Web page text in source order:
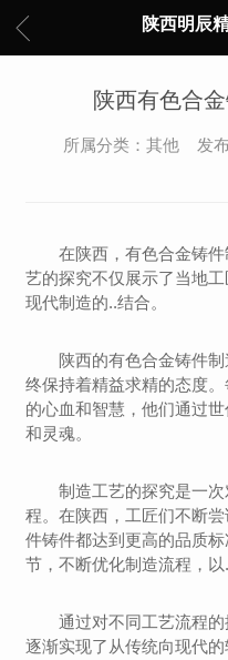
陕西明辰
陕西有色合
所属分类：其他 发
在陕西，有色合金铸
艺的探究不仅展示了当地
现代制造的..结合。
陕西的有色合金铸件
终保持着精益求精的态度
的心血和智慧，他们通过
和灵魂。
制造工艺的探究是一
程。在陕西，工匠们不断
件铸件都达到更高的品质
节，不断优化制造流程，以
通过对不同工艺流程
逐渐实现了从传统向现代